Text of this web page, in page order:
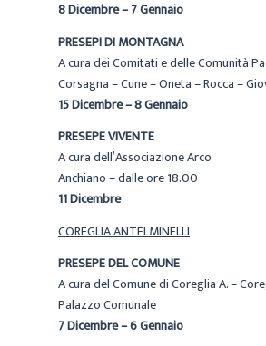
8 Dicembre – 7 Gennaio
PRESEPI DI MONTAGNA
A cura dei Comitati e delle Comunità
Corsagna – Cune – Oneta – Rocca –
15 Dicembre – 8 Gennaio
PRESEPE VIVENTE
A cura dell’Associazione Arco
Anchiano – dalle ore 18.00
11 Dicembre
COREGLIA ANTELMINELLI
PRESEPE DEL COMUNE
A cura del Comune di Coreglia A. –
Palazzo Comunale
7 Dicembre – 6 Gennaio